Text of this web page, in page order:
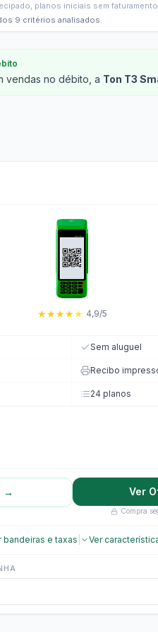
planos iniciais sem
9 critérios analisados.
vendas no débito, a Ton T3
★★★★★ 4,9/5
Sem aluguel
Recibo
24 planos
→ Ver
Compra
bandeiras e taxas Ver